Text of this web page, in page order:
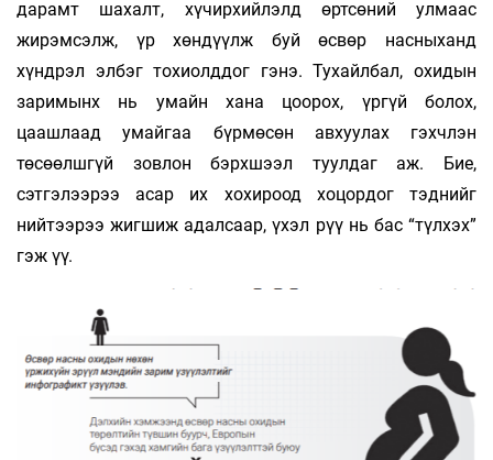
дарамт шахалт, хүчирхийлэлд өртсөний улмаас
жирэмсэлж, үр хөндүүлж буй өсвөр насныханд
хүндрэл элбэг тохиолддог гэнэ. Тухайлбал, охидын
заримынх нь умайн хана цоорох, үргүй болох,
цаашлаад умайгаа бүрмөсөн авхуулах гэхчлэн
төсөөлшгүй зовлон бэрхшээл туулдаг аж. Бие,
сэтгэлээрээ асар их хохироод хоцордог тэднийг
нийтээрээ жигшиж адалсаар, үхэл рүү нь бас “түлхэх”
гэж үү.